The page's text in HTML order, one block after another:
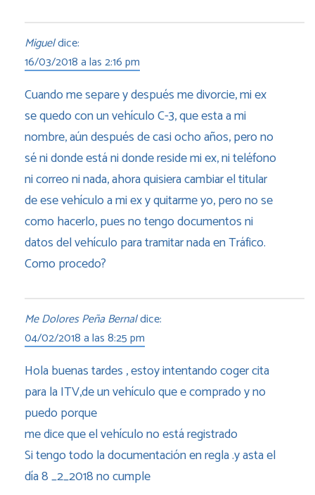
Migueldice:
16/03/2018 a las 2:16 pm
Cuando me separe y después me divorcie, mi ex
se quedo con un vehículo C-3, que esta a mi
nombre, aún después de casi ocho años, pero no
sé ni donde está ni donde reside mi ex, ni teléfono
ni correo ni nada, ahora quisiera cambiar el titular
de ese vehículo a mi ex y quitarme yo, pero no se
como hacerlo, pues no tengo documentos ni
datos del vehículo para tramitar nada en Tráfico.
Como procedo?
Me Dolores Peña Bernaldice:
04/02/2018 a las 8:25 pm
Hola buenas tardes , estoy intentando coger cita
para la ITV,de un vehículo que e comprado y no
puedo porque
me dice que el vehículo no está registrado
Si tengo todo la documentación en regla .y asta el
día 8 _2_2018 no cumple